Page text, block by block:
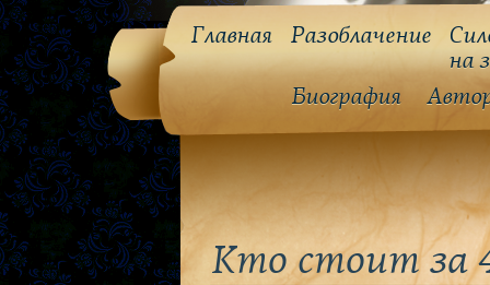
Главная Разоблачение
на
Биография
Кто стоит за